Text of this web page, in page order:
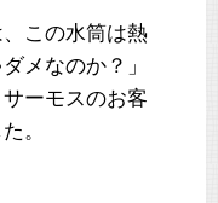
この水筒は熱
メなのか？」
ーモスのお客
。